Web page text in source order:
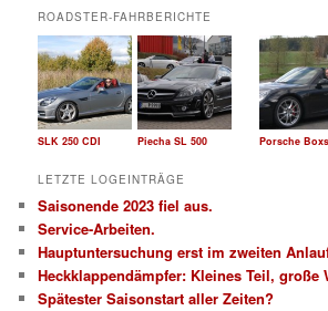
h
e
n
ROADSTER-FAHRBERICHTE
SLK 250 CDI Piecha SL 500 Porsche
LETZTE LOGEINTRÄGE
Saisonende 2023 fiel aus.
Service-Arbeiten.
Hauptuntersuchung erst im zweiten
Heckklappendämpfer: Kleines Teil, große
Spätester Saisonstart aller Zeiten?